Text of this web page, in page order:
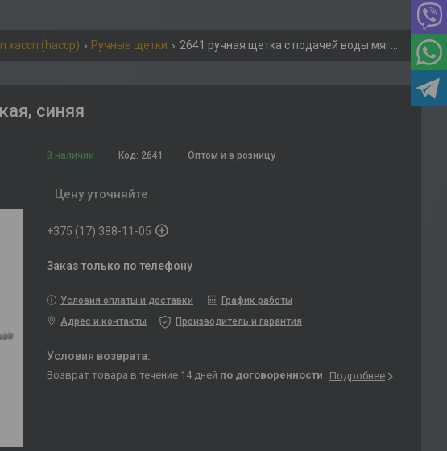
хассп (haccp) Ручные щетки 2641 ручная щетка с подачей воды мягкая, синяя
синяя
В наличии Оптом и в розницу
Код: 2641
Цену уточняйте
+375 (17) 388-11-05
Заказ только по телефону
Условия оплаты и доставки
График работы
Адрес и контакты
Производитель и гарантия
возврат товара в течение 14 дней по договоренности Подробнее